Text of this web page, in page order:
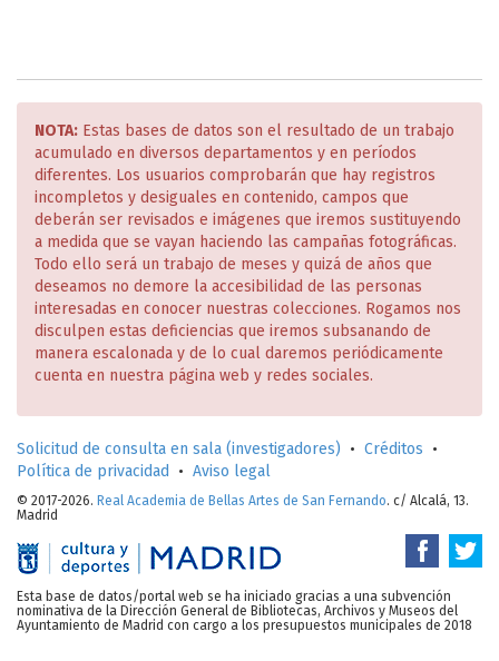
NOTA: Estas bases de datos son el resultado de un trabajo
acumulado en diversos departamentos y en períodos
diferentes. Los usuarios comprobarán que hay registros
incompletos y desiguales en contenido, campos que
deberán ser revisados e imágenes que iremos sustituyendo
a medida que se vayan haciendo las campañas fotográficas.
Todo ello será un trabajo de meses y quizá de años que
deseamos no demore la accesibilidad de las personas
interesadas en conocer nuestras colecciones. Rogamos nos
disculpen estas deficiencias que iremos subsanando de
manera escalonada y de lo cual daremos periódicamente
cuenta en nuestra página web y redes sociales.
Solicitud de consulta en sala (investigadores) • Créditos •
Política de privacidad
• Aviso legal
© 2017-2026. Real Academia de Bellas Artes de San Fernando. c/ Alcalá, 13.
Madrid
Esta base de datos/portal web se ha iniciado gracias a una subvención
nominativa de la Dirección General de Bibliotecas, Archivos y Museos del
Ayuntamiento de Madrid con cargo a los presupuestos municipales de 2018